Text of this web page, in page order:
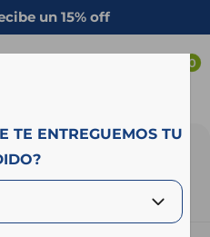
un 15% off
TE ENTREGUEMOS TU
0